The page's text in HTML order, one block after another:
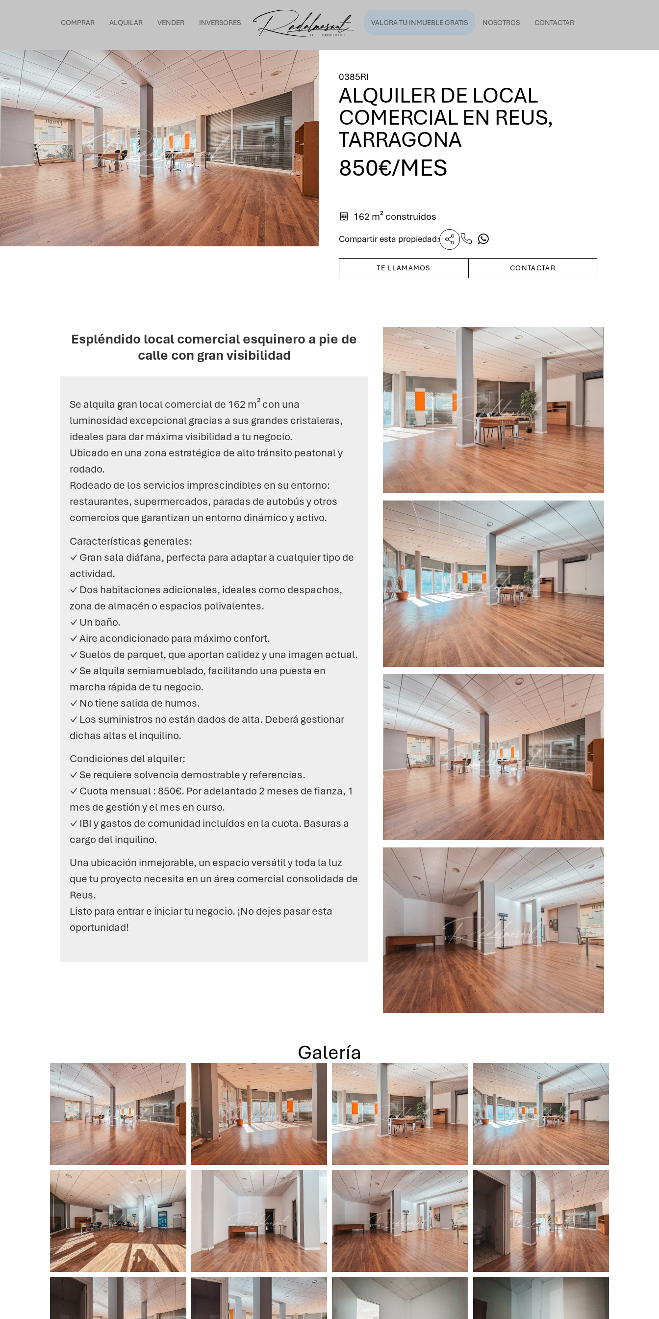
COMPRAR ALQUILAR VENDER INVERSORES VALORA TU INMUEBLE GRATIS NOSOTROS CONTACTAR
0385RI
ALQUILER DE LOCAL
COMERCIAL EN REUS,
TARRAGONA
850€/MES
162 m² construidos
Compartir esta propiedad:
TE LLAMAMOS CONTACTAR
Espléndido local comercial esquinero a pie de
calle con gran visibilidad
Se alquila gran local comercial de 162 m² con una
luminosidad excepcional gracias a sus grandes cristaleras,
ideales para dar máxima visibilidad a tu negocio.
Ubicado en una zona estratégica de alto tránsito peatonal y
rodado.
Rodeado de los servicios imprescindibles en su entorno:
restaurantes, supermercados, paradas de autobús y otros
comercios que garantizan un entorno dinámico y activo.
Características generales:
✓ Gran sala diáfana, perfecta para adaptar a cualquier tipo de
actividad.
✓ Dos habitaciones adicionales, ideales como despachos,
zona de almacén o espacios polivalentes.
✓ Un baño.
✓ Aire acondicionado para máximo confort.
✓ Suelos de parquet, que aportan calidez y una imagen actual.
✓ Se alquila semiamueblado, facilitando una puesta en
marcha rápida de tu negocio.
✓ No tiene salida de humos.
✓ Los suministros no están dados de alta. Deberá gestionar
dichas altas el inquilino.
Condiciones del alquiler:
✓ Se requiere solvencia demostrable y referencias.
✓ Cuota mensual : 850€. Por adelantado 2 meses de fianza, 1
mes de gestión y el mes en curso.
✓ IBI y gastos de comunidad incluídos en la cuota. Basuras a
cargo del inquilino.
Una ubicación inmejorable, un espacio versátil y toda la luz
que tu proyecto necesita en un área comercial consolidada de
Reus.
Listo para entrar e iniciar tu negocio. ¡No dejes pasar esta
oportunidad!
Galería